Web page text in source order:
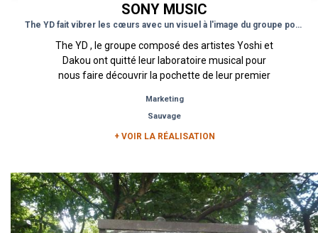
SONY MUSIC
The YD fait vibrer les cœurs avec un visuel à l'image du groupe pop-électro !
The YD , le groupe composé des artistes Yoshi et
Dakou ont quitté leur laboratoire musical pour
nous faire découvrir la pochette de leur premier
Marketing
Sauvage
+ VOIR LA RÉALISATION